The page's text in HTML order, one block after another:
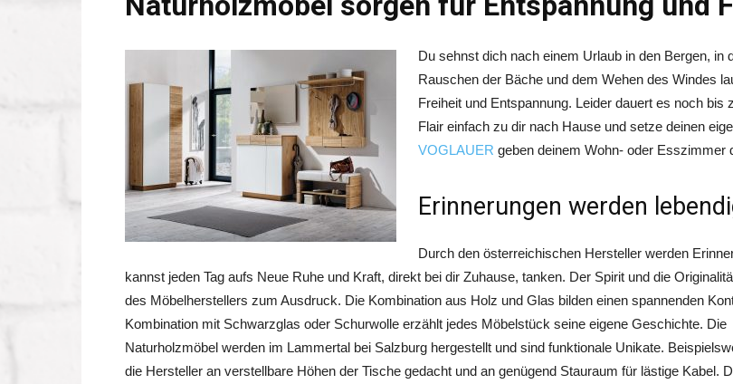
Du sehnst dich nach einem Urlaub in den Bergen,
Rauschen der Bäche und dem Wehen des Windes
Freiheit und Entspannung. Leider dauert es noch
Flair einfach zu dir nach Hause und setze deinen
VOGLAUER geben deinem Wohn- oder Esszimmer
Erinnerungen werden
Durch den österreichischen Hersteller werden
kannst jeden Tag aufs Neue Ruhe und Kraft, direkt bei dir Zuhause, tanken. Der Spirit und die
des Möbelherstellers zum Ausdruck. Die Kombination aus Holz und Glas bilden einen spannenden
Kombination mit Schwarzglas oder Schurwolle erzählt jedes Möbelstück seine eigene Geschichte. Die
Naturholzmöbel werden im Lammertal bei Salzburg hergestellt und sind funktionale Unikate.
die Hersteller an verstellbare Höhen der Tische gedacht und an genügend Stauraum für lästige Kabel.